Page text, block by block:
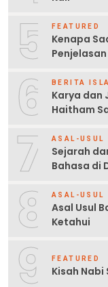
5 FEATURED
Kenapa
6 BERITA
Karya dan
Haitham
7 ASAL-USUL
Sejarah
Bahasa di
8 ASAL-USUL
Asal Usul
Ketahui
9 FEATURED
Kisah